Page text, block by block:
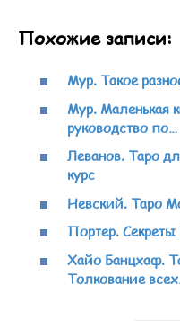
Похожие записи:
Мур. Такое
Мур. Маленькая
руководство по…
Леванов. Таро
курс
Невский. Таро
Портер.
Хайо Банцхаф.
Толкование